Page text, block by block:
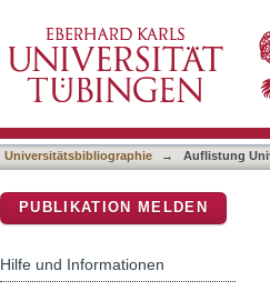
Universitätsbibliographie → Auflistung
PUBLIKATION MELDEN
Hilfe und Informationen